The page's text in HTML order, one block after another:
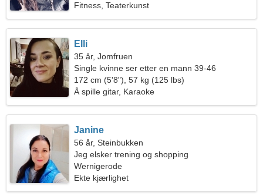
Fitness, Teaterkunst
Elli
35 år, Jomfruen
Single kvinne ser etter en mann 39-46
172 cm (5'8"), 57 kg (125 lbs)
Å spille gitar, Karaoke
Janine
56 år, Steinbukken
Jeg elsker trening og shopping
Wernigerode
Ekte kjærlighet